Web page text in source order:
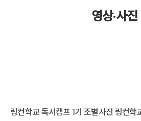
영상·사진
링컨학교 독서캠프 1기 조별사진 모음